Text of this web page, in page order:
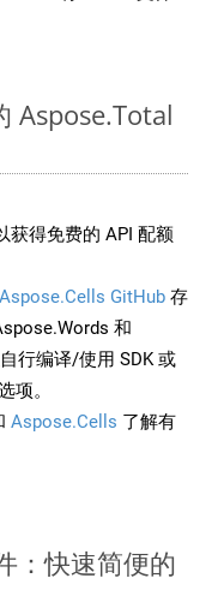
Aspose.Total
获得免费的 API 配额
Aspose.Cells GitHub 存
和
行编译/使用 SDK 或
项。
Aspose.Cells 了解有
：快速简便的